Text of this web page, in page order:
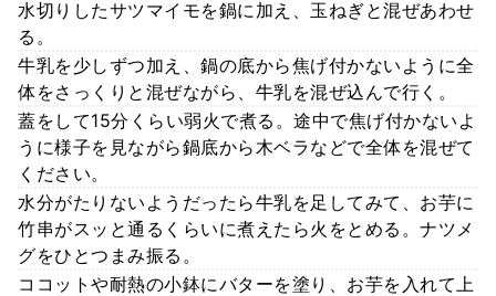
水切りしたサツマイモを鍋に加え、玉ねぎと混ぜあわせ
る。
牛乳を少しずつ加え、鍋の底から焦げ付かないように全
体をさっくりと混ぜながら、牛乳を混ぜ込んで行く。
蓋をして15分くらい弱火で煮る。途中で焦げ付かないよ
うに様子を見ながら鍋底から木ベラなどで全体を混ぜて
ください。
水分がたりないようだったら牛乳を足してみて、お芋に
竹串がスッと通るくらいに煮えたら火をとめる。ナツメ
グをひとつまみ振る。
ココットや耐熱の小鉢にバターを塗り、お芋を入れて上